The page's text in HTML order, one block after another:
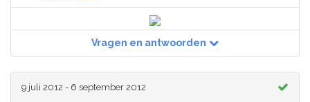
Vragen en antwoorden
9 juli 2012 - 6 september 2012